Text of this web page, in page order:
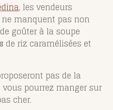
, les vendeurs
manquent pas non
goûter à la soupe
de riz caramélisées et
pas de la
pourrez manger sur
cher.